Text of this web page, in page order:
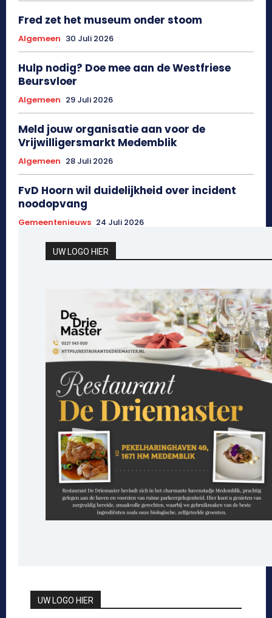
Fred zet het museum onder stoom
Algemeen 30 Juli 2026
Hulp nodig? Doe mee aan de Westfriese
Beursvloer
Algemeen 29 Juli 2026
Meld jouw organisatie aan voor de
Vrijwilligersmarkt Medemblik
Algemeen 28 Juli 2026
FvD Hoorn wil duidelijkheid over incident
noodopvang
Gemeentenieuws 24 Juli 2026
UW LOGO HIER
UW LOGO HIER